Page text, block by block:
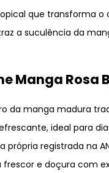
que transforma o
a suculência da
Manga Rosa
da manga madura
ideal para
própria registrada na
frescor e doçura com